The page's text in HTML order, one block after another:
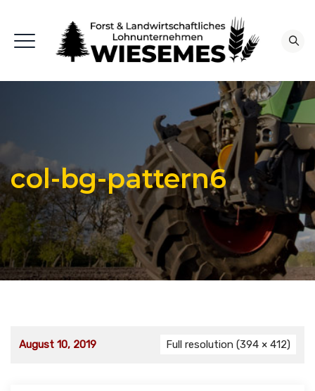
col-bg-pattern6
August 10, 2019 Full resolution (394 × 412)